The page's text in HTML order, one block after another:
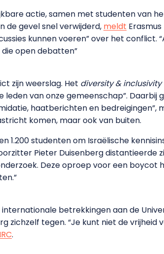
actie, samen met studenten van
de gevel snel verwijderd, meldt
kunnen voeren” over het conflict.
open debatten”
zijn weerslag. Het diversity &
van onze gemeenschap”. Daarbij
haatberichten en bedreigingen”,
komen, maar ook van buiten.
1.200 studenten om Israëlische
Pieter Duisenberg distantieerde
Deze oproep voor een boycot
betrekkingen aan de
zichzelf tegen. “Je kunt niet de vrijheid
.